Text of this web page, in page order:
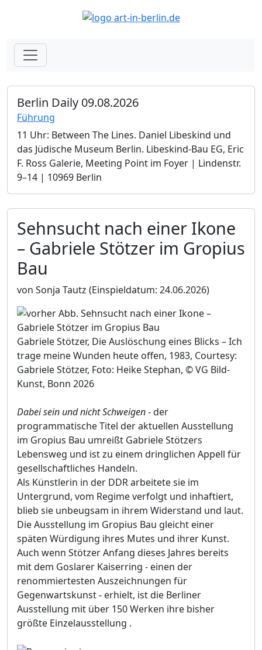
Berlin Daily 09.08.2026
Führung
11 Uhr: Between The Lines. Daniel Libeskind und
das Jüdische Museum Berlin.­ Libeskind-Bau EG, Eric
F. Ross Galerie, Meeting Point im Foyer | Lindenstr.
9–14 | 10969 Berlin
Sehnsucht nach einer Ikone
– Gabriele Stötzer im Gropius
Bau
von Sonja Tautz (Einspieldatum: 24.06.2026)
Gabriele Stötzer, Die Auslöschung eines Blicks – Ich
trage meine Wunden heute offen, 1983, Courtesy:
Gabriele Stötzer, Foto: Heike Stephan, © VG Bild-
Kunst, Bonn 2026
Dabei sein und nicht Schweigen- der
programmatische Titel der aktuellen Ausstellung
im Gropius Bau umreißt Gabriele Stötzers
Lebensweg und ist zu einem dringlichen Appell für
gesellschaftliches Handeln.
Als Künstlerin in der DDR arbeitete sie im
Untergrund, vom Regime verfolgt und inhaftiert,
blieb sie unbeugsam in ihrem Widerstand und laut.
Die Ausstellung im Gropius Bau gleicht einer
späten Würdigung ihres Mutes und ihrer Kunst.
Auch wenn Stötzer Anfang dieses Jahres bereits
mit dem Goslarer Kaiserring - einen der
renommiertesten Auszeichnungen für
Gegenwartskunst - erhielt, ist die Berliner
Ausstellung mit über 150 Werken ihre bisher
größte Einzelausstellung .